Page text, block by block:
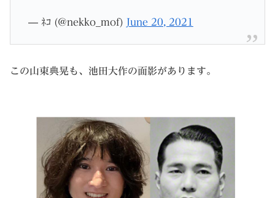
— ﾈｺ (@nekko_mof) June 20, 2021
この山東典晃も、池田大作の面影があります。